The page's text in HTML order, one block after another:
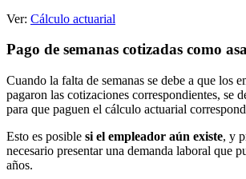
Ver: Cálculo actuarial
Pago de semanas cotizadas como
Cuando la falta de semanas se debe a que los
pagaron las cotizaciones correspondientes, se
para que paguen el cálculo actuarial
Esto es posible si el empleador aún existe, y
necesario presentar una demanda laboral que
años.